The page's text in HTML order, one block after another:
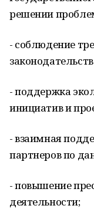
решении
- соблюдение
- поддержка
инициатив и
- взаимная
партнеров по
- повышение
деятельности;